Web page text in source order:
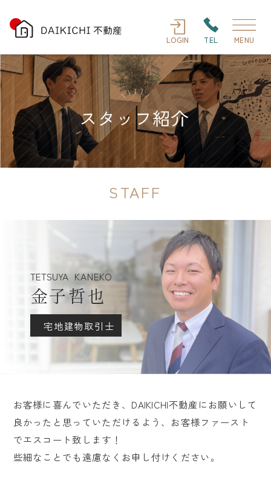
LOGIN TEL MENU
STAFF
TETSUYA KANEKO
金子哲也
宅地建物取引士
お客様に喜んでいただき、DAIKICHI不動産にお願いして
良かったと思っていただけるよう、お客様ファースト
でエスコート致します！
些細なことでも遠慮なくお申し付けください。